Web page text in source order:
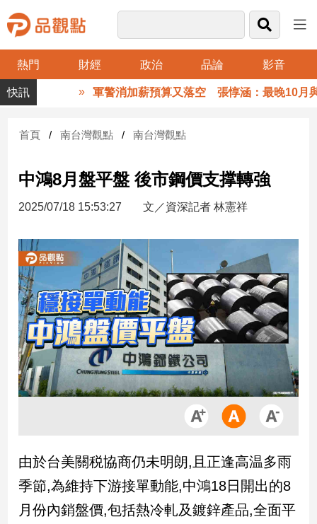
熱門 財經 政治 品論 影音
品
觀
財
台
財
新
聞
產
經/
股
市
房
地
產
點
政
治
軍警消加薪預算又落空 張惇涵：最晚10月與
首頁 南台灣觀點 南台灣觀點
中鴻8月盤平盤 後市鋼價支撑轉強
2025/07/18 15:53:27 文／資深記者 林憲祥
由於台美關税協商仍未明朗,且正逢高温多雨
季節,為維持下游接單動能,中鴻18日開出的8
月份內銷盤價,包括熱冷軋及鍍鋅產品,全面平